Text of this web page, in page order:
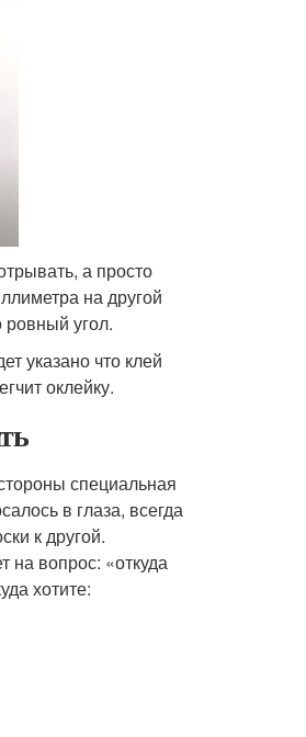
а просто
на другой
ровный угол.
указано что клей
оклейку.
специальная
в глаза, всегда
к другой.
на вопрос: «откуда
хотите: